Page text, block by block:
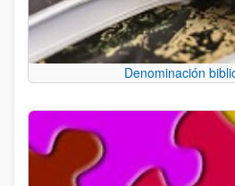
Denominación